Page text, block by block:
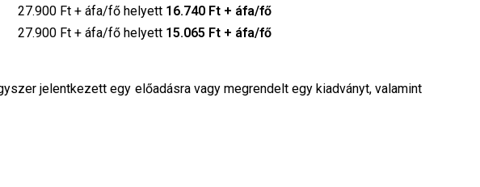
27.900 Ft + áfa/fő helyett 16.740 Ft + áfa/fő
27.900 Ft + áfa/fő helyett 15.065 Ft + áfa/fő
jelentkezett egy előadásra vagy megrendelt egy kiadványt, valamint